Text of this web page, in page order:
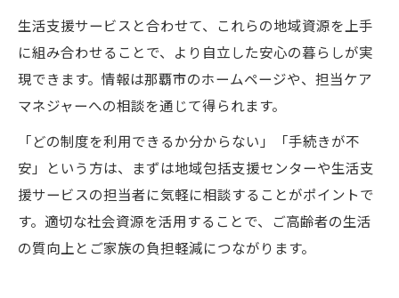
生活支援サービスと合わせて、これらの地域資源を上手
に組み合わせることで、より自立した安心の暮らしが実
現できます。情報は那覇市のホームページや、担当ケア
マネジャーへの相談を通じて得られます。
「どの制度を利用できるか分からない」「手続きが不
安」という方は、まずは地域包括支援センターや生活支
援サービスの担当者に気軽に相談することがポイントで
す。適切な社会資源を活用することで、ご高齢者の生活
の質向上とご家族の負担軽減につながります。